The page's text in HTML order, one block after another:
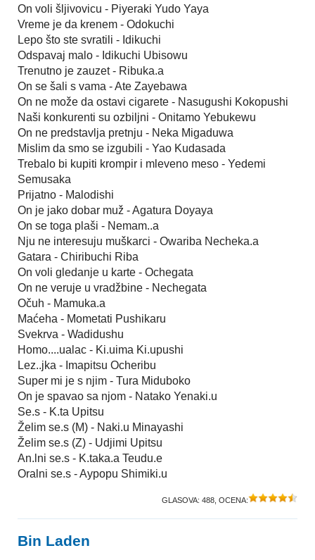
On voli šljivovicu - Piyeraki Yudo Yaya
Vreme je da krenem - Odokuchi
Lepo što ste svratili - Idikuchi
Odspavaj malo - Idikuchi Ubisowu
Trenutno je zauzet - Ribuka.a
On se šali s vama - Ate Zayebawa
On ne može da ostavi cigarete - Nasugushi Kokopushi
Naši konkurenti su ozbiljni - Onitamo Yebukewu
On ne predstavlja pretnju - Neka Migaduwa
Mislim da smo se izgubili - Yao Kudasada
Trebalo bi kupiti krompir i mleveno meso - Yedemi
Semusaka
Prijatno - Malodishi
On je jako dobar muž - Agatura Doyaya
On se toga plaši - Nemam..a
Nju ne interesuju muškarci - Owariba Necheka.a
Gatara - Chiribuchi Riba
On voli gledanje u karte - Ochegata
On ne veruje u vradžbine - Nechegata
Očuh - Mamuka.a
Maćeha - Mometati Pushikaru
Svekrva - Wadidushu
Homo....ualac - Ki.uima Ki.upushi
Lez..jka - Imapitsu Ocheribu
Super mi je s njim - Tura Miduboko
On je spavao sa njom - Natako Yenaki.u
Se.s - K.ta Upitsu
Želim se.s (M) - Naki.u Minayashi
Želim se.s (Z) - Udjimi Upitsu
An.lni se.s - K.taka.a Teudu.e
Oralni se.s - Aypopu Shimiki.u
GLASOVA: 488 , OCENA:
Bin Laden